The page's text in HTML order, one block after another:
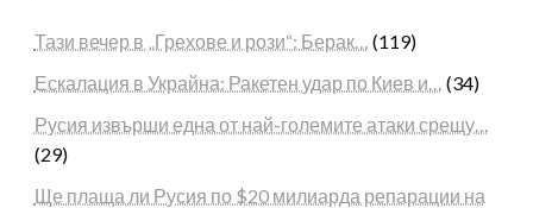
Тази вечер в „Грехове и рози“: Берак… (119)
Ескалация в Украйна: Ракетен удар по Киев и… (34)
Русия извърши една от най-големите атаки срещу…
(29)
Ще плаща ли Русия по $20 милиарда репарации на